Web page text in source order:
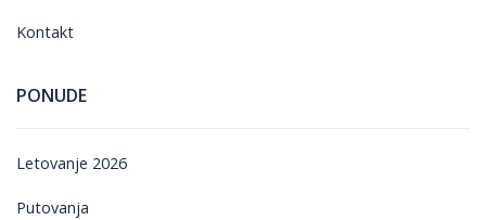
Kontakt
PONUDE
Letovanje 2026
Putovanja